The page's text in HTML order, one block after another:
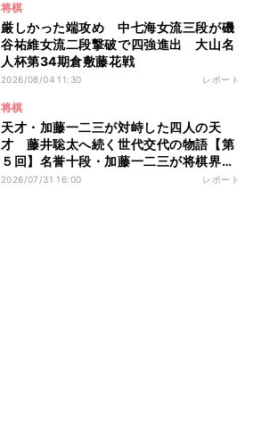
将棋
厳しかった端攻め 中七海女流三段が磯
谷祐維女流二段撃破で四強進出 大山名
人杯第34期倉敷藤花戦
2026/08/04 11:30 レポート
将棋
天才・加藤一二三が対峙した四人の天
才 藤井聡太へ続く世代交代の物語【第
５回】名誉十段・加藤一二三が将棋界に
残したもの
2026/07/31 16:00 レポート